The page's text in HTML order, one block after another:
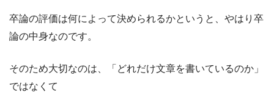
卒論の評価は何によって決められるかというと、やはり卒
論の中身なのです。
そのため大切なのは、「どれだけ文章を書いているのか」
ではなくて